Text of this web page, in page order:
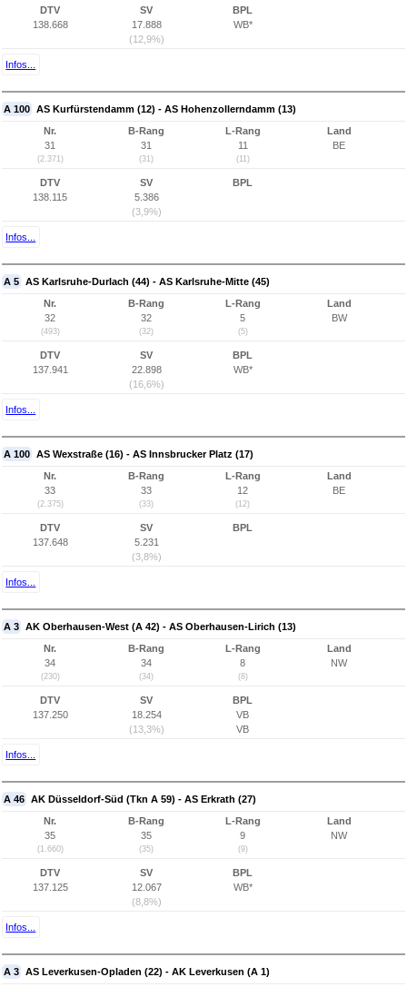
DTV
138.668
SV
17.888
(12,9%)
BPL
WB*
Infos...
A 100 AS Kurfürstendamm (12) - AS Hohenzollerndamm (13)
Nr.
31
(2.371)
B-Rang
31
(31)
L-Rang
11
(11)
Land
BE
DTV
138.115
SV
5.386
(3,9%)
BPL
Infos...
A 5 AS Karlsruhe-Durlach (44) - AS Karlsruhe-Mitte (45)
Nr.
32
(493)
B-Rang
32
(32)
L-Rang
5
(5)
Land
BW
DTV
137.941
SV
22.898
(16,6%)
BPL
WB*
Infos...
A 100 AS Wexstraße (16) - AS Innsbrucker Platz (17)
Nr.
33
(2.375)
B-Rang
33
(33)
L-Rang
12
(12)
Land
BE
DTV
137.648
SV
5.231
(3,8%)
BPL
Infos...
A 3 AK Oberhausen-West (A 42) - AS Oberhausen-Lirich (13)
Nr.
34
(230)
B-Rang
34
(34)
L-Rang
8
(8)
Land
NW
DTV
137.250
SV
18.254
(13,3%)
BPL
VB
VB
Infos...
A 46 AK Düsseldorf-Süd (Tkn A 59) - AS Erkrath (27)
Nr.
35
(1.660)
B-Rang
35
(35)
L-Rang
9
(9)
Land
NW
DTV
137.125
SV
12.067
(8,8%)
BPL
WB*
Infos...
A 3 AS Leverkusen-Opladen (22) - AK Leverkusen (A 1)